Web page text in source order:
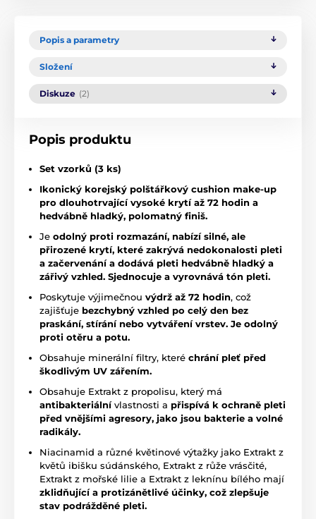
Popis a parametry
Složení
Diskuze (2)
Popis produktu
Set vzorků (3 ks)
Ikonický korejský polštářkový cushion make-up
pro dlouhotrvající vysoké krytí až 72 hodin a
hedvábně hladký, polomatný finiš.
Je odolný proti rozmazání, nabízí silné, ale
přirozené krytí, které zakrývá nedokonalosti pleti
a začervenání a dodává pleti hedvábně hladký a
zářivý vzhled. Sjednocuje a vyrovnává tón pleti.
Poskytuje výjimečnou výdrž až 72 hodin, což
zajišťuje bezchybný vzhled po celý den bez
praskání, stírání nebo vytváření vrstev. Je odolný
proti otěru a potu.
Obsahuje minerální filtry, které chrání pleť před
škodlivým UV zářením.
Obsahuje Extrakt z propolisu, který má
antibakteriálnívlastnosti a přispívá k ochraně pleti
před vnějšími agresory, jako jsou bakterie a volné
radikály.
Niacinamid a různé květinové výtažky jako Extrakt z
květů ibišku súdánského, Extrakt z růže vrásčité,
Extrakt z mořské lilie a Extrakt z leknínu bílého mají
zklidňující a protizánětlivé účinky, což zlepšuje
stav podrážděné pleti.